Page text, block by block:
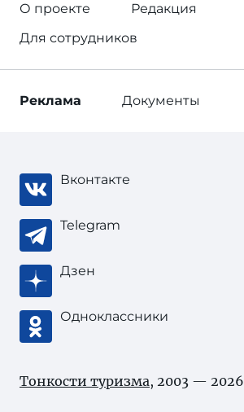
О проекте
Редакция
Для сотрудников
Реклама Документы
Вконтакте
Telegram
Дзен
Одноклассники
Тонкости туризма, 2003 — 2026